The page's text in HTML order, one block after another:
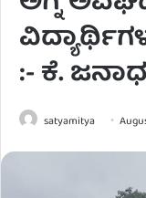
:- ಕೆ.
satyamitya